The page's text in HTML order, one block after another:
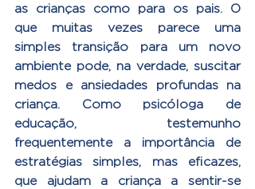
as crianças como para os pais. O
que muitas vezes parece uma
simples transição para um novo
ambiente pode, na verdade, suscitar
medos e ansiedades profundas na
criança. Como psicóloga de
educação, testemunho
frequentemente a importância de
estratégias simples, mas eficazes,
que ajudam a criança a sentir-se